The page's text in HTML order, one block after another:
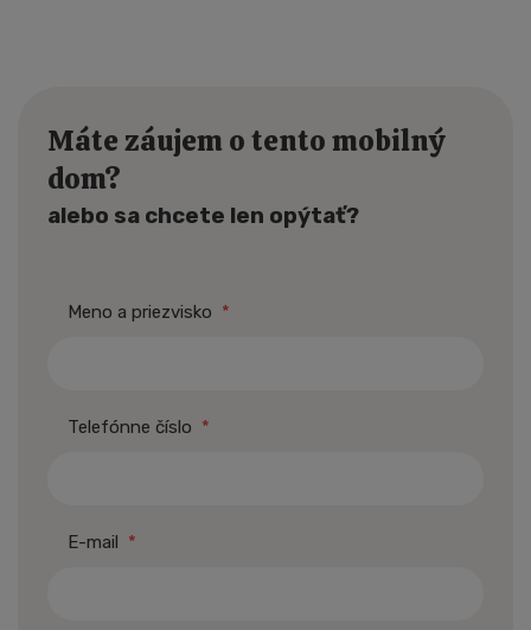
Máte záujem o tento mobilný
dom?
alebo sa chcete len opýtať?
Meno a priezvisko *
Telefónne číslo *
E-mail *